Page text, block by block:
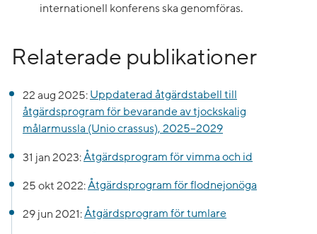
internationell konferens ska genomföras.
Relaterade publikationer
22 aug 2025: Uppdaterad åtgärdstabell till
åtgärdsprogram för bevarande av tjockskalig
målarmussla (Unio crassus), 2025–2029
31 jan 2023:Åtgärdsprogram för vimma och id
25 okt 2022:Åtgärdsprogram för flodnejonöga
29 jun 2021:Åtgärdsprogram för tumlare